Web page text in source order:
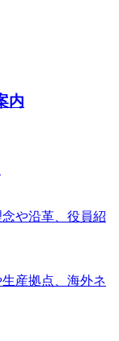
内
や沿革、役員紹
産拠点、海外ネ